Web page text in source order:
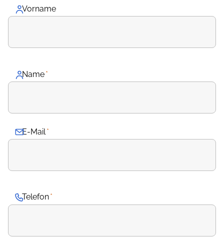
Vorname
Name*
E-Mail *
Telefon*